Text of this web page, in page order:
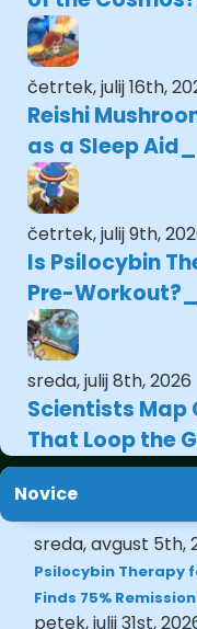
četrtek, julij 16th,
Reishi
as a Sleep Aid
četrtek, julij 9th,
Is Psilocybin
Pre-Workout?
sreda, julij 8th, 2026
Scientists Map
That Loop the
Novice
sreda, avgust 5th,
Psilocybin Therapy
Finds 75%
petek, julij 31st,